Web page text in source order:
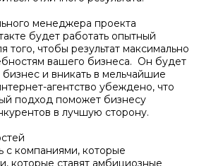
менеджера проекта
будет работать опытный
чтобы результат максимально
вашего бизнеса. Он будет
бизнес и вникать в мельчайшие
агентство убеждено, что
подход поможет бизнесу
в лучшую сторону.
с компаниями, которые
которые ставят амбициозные